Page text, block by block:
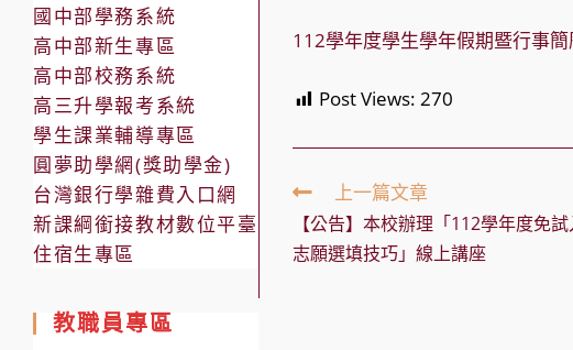
112學年度學生學年假期暨行事簡
Post Views: 270
Read
more
articles
上一篇文章
【公告】本校辦理「112學年度免
志願選填技巧」線上講座
國中部學務系統
高中部新生專區
高中部校務系統
高三升學報考系統
學生課業輔導專區
圓夢助學網(獎助學金)
台灣銀行學雜費入口網
新課綱銜接教材數位平臺
住宿生專區
教職員專區